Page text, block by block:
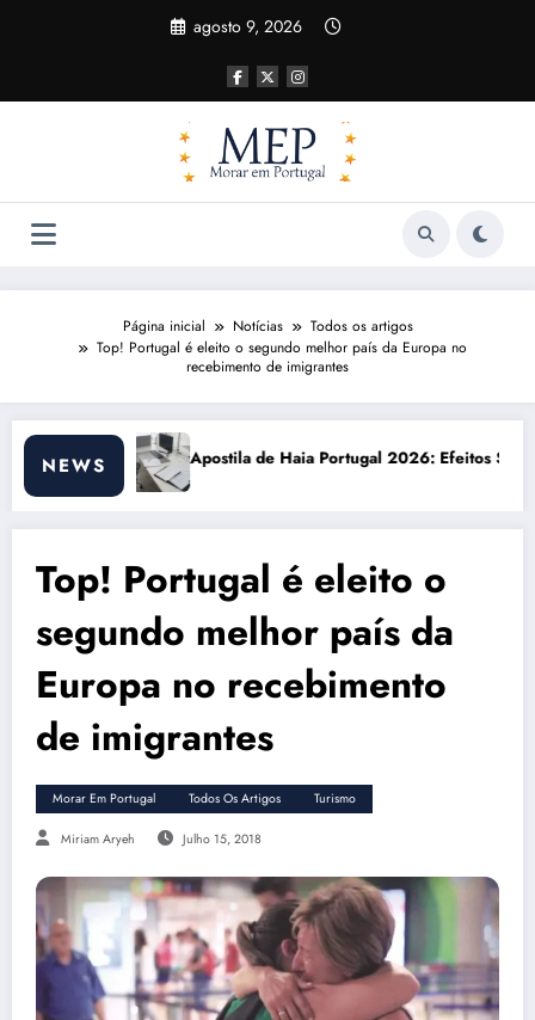
agosto 9, 2026
Página inicial Notícias
Todos os artigos
Top! Portugal é eleito o segundo melhor país da Europa no
recebimento de imigrantes
NEWS
Portugal 2026: Efeitos Surpreendentes e OportunidadesCusto de vida
Top! Portugal é eleito o
segundo melhor país da
Europa no recebimento
de imigrantes
Morar Em Portugal Todos Os Artigos Turismo
Miriam Aryeh Julho 15, 2018